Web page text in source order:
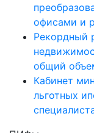
офисами и
Рекордный
общий
Кабинет
льготных